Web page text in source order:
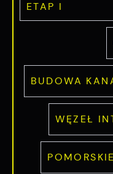
ETAP I
BUDOWA
WĘZEŁ